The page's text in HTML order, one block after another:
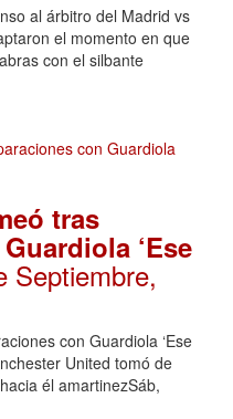
al árbitro del Madrid vs
el momento en que
con el silbante
tras
‘Ese
Septiembre,
con Guardiola ‘Ese
United tomó de
él amartinezSáb,